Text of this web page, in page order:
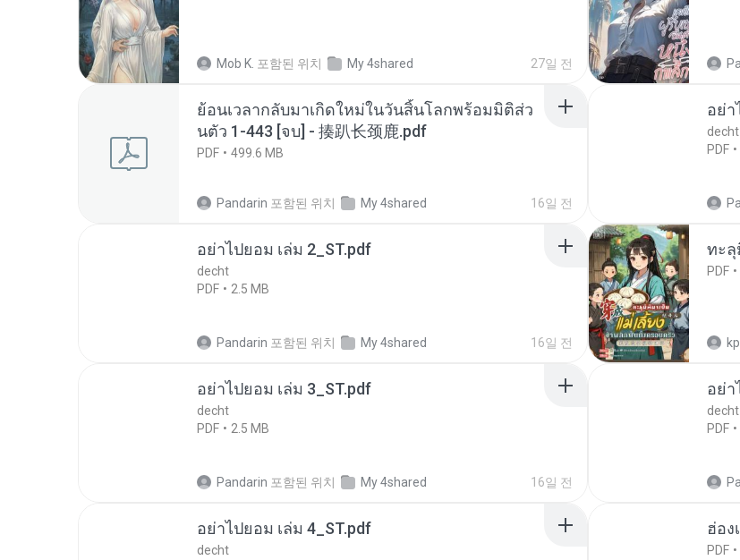
Mob K. 포함된 위치 My 4shared 27일 전
ย้อนเวลากลับมาเกิดใหม่ในวันสิ้นโลกพร้อมมิติส่ว
นตัว 1-443 [จบ] - 揍趴长颈鹿.pdf
PDF 499.6 MB
Pandarin 포함된 위치 My 4shared 16일 전
อย่า
decht
PDF
อย่าไปยอม เล่ม 2_ST.pdf
decht
PDF
2.5 MB
Pandarin 포함된 위치 My 4shared 16일 전
ทะลุ
PDF
อย่าไปยอม เล่ม 3_ST.pdf
decht
PDF
2.5 MB
Pandarin 포함된 위치 My 4shared 16일 전
อย่า
decht
PDF
อย่าไปยอม เล่ม 4_ST.pdf
decht
ฮ่อง
PDF